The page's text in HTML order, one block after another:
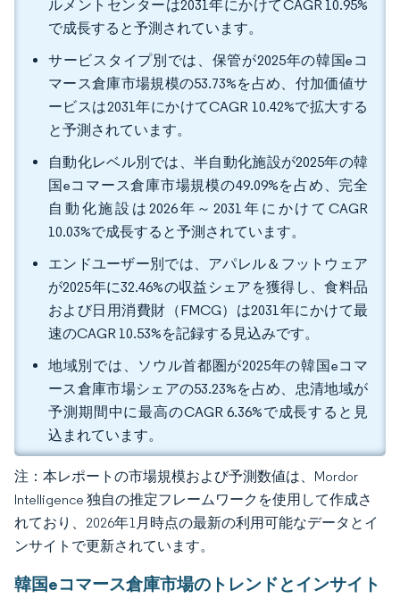
ルメントセンターは2031年にかけてCAGR 10.95%
で成長すると予測されています。
サービスタイプ別では、保管が2025年の韓国eコ
マース倉庫市場規模の53.73%を占め、付加価値サ
ービスは2031年にかけてCAGR 10.42%で拡大する
と予測されています。
自動化レベル別では、半自動化施設が2025年の韓
国eコマース倉庫市場規模の49.09%を占め、完全
自動化施設は2026年～2031年にかけてCAGR
10.03%で成長すると予測されています。
エンドユーザー別では、アパレル＆フットウェア
が2025年に32.46%の収益シェアを獲得し、食料品
および日用消費財（FMCG）は2031年にかけて最
速のCAGR 10.53%を記録する見込みです。
地域別では、ソウル首都圏が2025年の韓国eコマ
ース倉庫市場シェアの53.23%を占め、忠清地域が
予測期間中に最高のCAGR 6.36%で成長すると見
込まれています。
注：本レポートの市場規模および予測数値は、Mordor
Intelligence 独自の推定フレームワークを使用して作成さ
れており、2026年1月時点の最新の利用可能なデータとイ
ンサイトで更新されています。
韓国eコマース倉庫市場のトレンドとインサイト